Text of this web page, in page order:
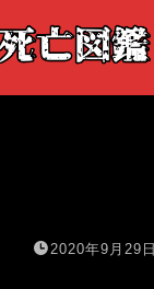
2020年9月29日